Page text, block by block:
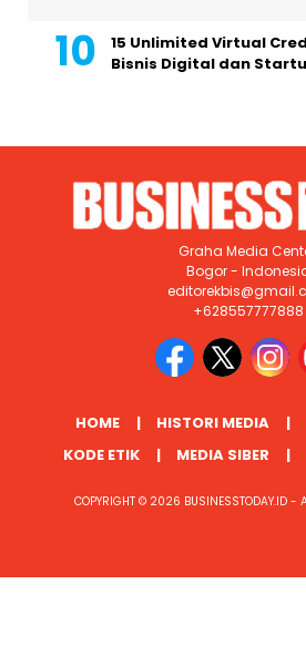
15 Unlimited Virtual
Bisnis Digital dan
Graha Media
Bogor -
+628557777888
HOME HISTORI MEDIA
KODE ETIK
MEDIA SIBER
COPYRIGHT © 2026 BUSINESSTODAY.ID -